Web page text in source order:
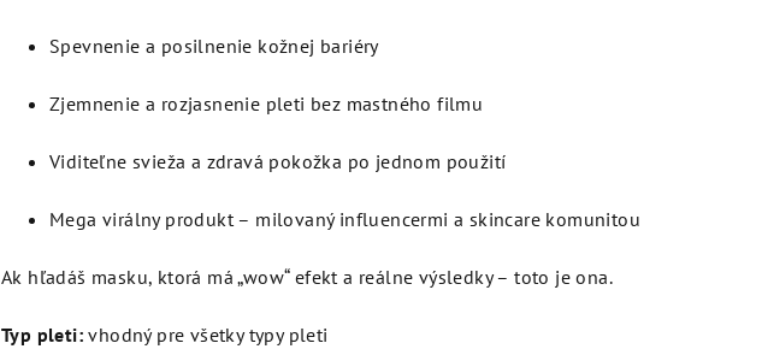
Spevnenie a posilnenie kožnej bariéry
Zjemnenie a rozjasnenie pleti bez mastného filmu
Viditeľne svieža a zdravá pokožka po jednom použití
Mega virálny produkt – milovaný influencermi a skincare komunitou
Ak hľadáš masku, ktorá má „wow“ efekt a reálne výsledky – toto je ona.
Typ pleti: vhodný pre všetky typy pleti